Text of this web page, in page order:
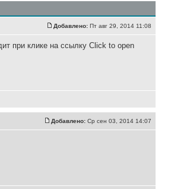
Добавлено: Пт авг 29, 2014 11:08
при клике на ссылку Click to open
Добавлено: Ср сен 03, 2014 14:07